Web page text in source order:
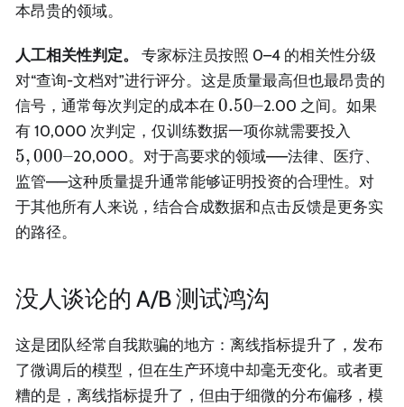
本昂贵的领域。
人工相关性判定。
专家标注员按照 0–4 的相关性分级
对“查询-文档对”进行评分。这是质量最高但也最昂贵的
信号，通常每次判定的成本在 0.50
–
0.50–2.00 之间。如果
有 10,000 次判定，仅训练数据一项你就需要投入
–
5,000–20,000。对于高要求的领域——法律、医疗、
监管——这种质量提升通常能够证明投资的合理性。对
于其他所有人来说，结合合成数据和点击反馈是更务实
的路径。
没人谈论的 A/B 测试鸿沟
这是团队经常自我欺骗的地方：离线指标提升了，发布
了微调后的模型，但在生产环境中却毫无变化。或者更
糟的是，离线指标提升了，但由于细微的分布偏移，模